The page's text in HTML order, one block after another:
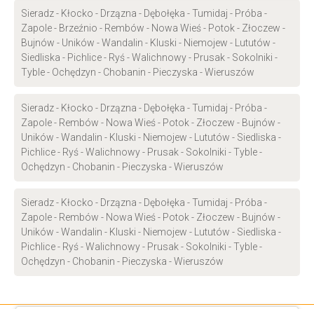
Sieradz - Kłocko - Drzązna - Dębołęka - Tumidaj - Próba -
Zapole - Brzeźnio - Rembów - Nowa Wieś - Potok - Złoczew -
Bujnów - Uników - Wandalin - Kluski - Niemojew - Lututów -
Siedliska - Pichlice - Ryś - Walichnowy - Prusak - Sokolniki -
Tyble - Ochędzyn - Chobanin - Pieczyska - Wieruszów
Sieradz - Kłocko - Drzązna - Dębołęka - Tumidaj - Próba -
Zapole - Rembów - Nowa Wieś - Potok - Złoczew - Bujnów -
Uników - Wandalin - Kluski - Niemojew - Lututów - Siedliska -
Pichlice - Ryś - Walichnowy - Prusak - Sokolniki - Tyble -
Ochędzyn - Chobanin - Pieczyska - Wieruszów
Sieradz - Kłocko - Drzązna - Dębołęka - Tumidaj - Próba -
Zapole - Rembów - Nowa Wieś - Potok - Złoczew - Bujnów -
Uników - Wandalin - Kluski - Niemojew - Lututów - Siedliska -
Pichlice - Ryś - Walichnowy - Prusak - Sokolniki - Tyble -
Ochędzyn - Chobanin - Pieczyska - Wieruszów